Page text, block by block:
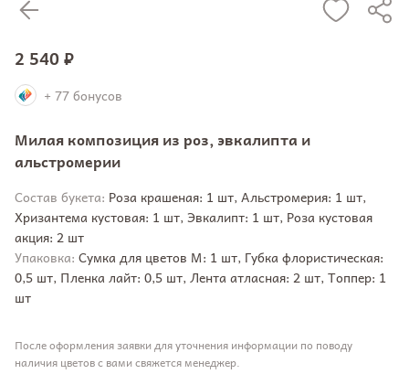
Милая композиция из роз, эвкалипта и
альстромерии
Состав букета: Роза крашеная: 1 шт, Альстромерия: 1 шт,
Хризантема кустовая: 1 шт, Эвкалипт: 1 шт, Роза кустовая
акция: 2 шт
Упаковка: Сумка для цветов М: 1 шт, Губка флористическая:
0,5 шт, Пленка лайт: 0,5 шт, Лента атласная: 2 шт, Топпер: 1
шт
После оформления заявки для уточнения информации по поводу
наличия цветов с вами свяжется менеджер.
2 540 ₽
+ 77 бонусов